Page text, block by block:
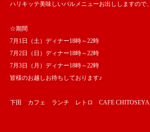
ハリキッテ美味しいバルメニューお出ししますので、
☆期間
7月1日（土）ディナー18時～22時
7月2日（日）ディナー18時～22時
7月3日（月）ディナー18時～22時
皆様のお越しお待ちしております♪
下田 カフェ ランチ レトロ CAFE CHITOSEYA